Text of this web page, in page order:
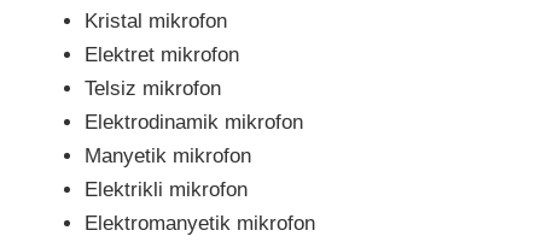
Kristal mikrofon
Elektret mikrofon
Telsiz mikrofon
Elektrodinamik mikrofon
Manyetik mikrofon
Elektrikli mikrofon
Elektromanyetik mikrofon